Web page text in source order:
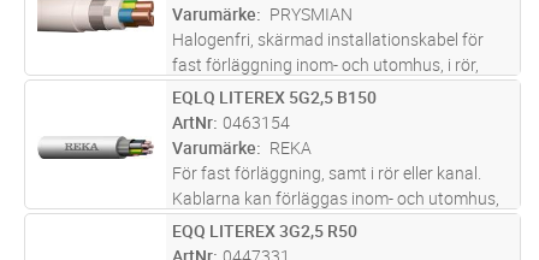
klarar 90 min under 83 ...läs mer
Varumärke
PRYSMIAN
Halogenfri, skärmad installationskabel för
fast förläggning inom- och utomhus, i rör,
kanal, i eller under puts, samt upphängd i
bärlina. UV-skyddad för utomhusbruk i
Norden. Ledarisoleringen ska sky
M Lägg i kundvagn
EQLQ LITEREX 5G2,5 B150
ArtNr 0463154
Varumärke
REKA
För fast förläggning, samt i rör eller kanal.
Kablarna kan förläggas inom- och utomhus,
dock ej i vatten. Vid förläggning i mark ska
kabeln förses med extra skydd mot
M Lägg i kundvagn
EQQ LITEREX 3G2,5 R50